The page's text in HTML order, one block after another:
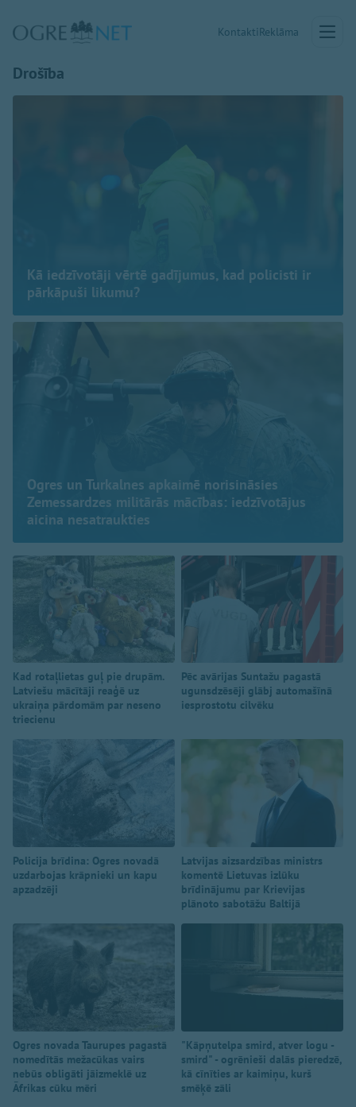
KontaktiReklāma
Drošība
Kā iedzīvotāji vērtē gadījumus, kad policisti ir
pārkāpuši likumu?
Ogres un Turkalnes apkaimē norisināsies
Zemessardzes militārās mācības: iedzīvotājus
aicina nesatraukties
Kad rotaļlietas guļ pie drupām.
Latviešu mācītāji reaģē uz
ukraiņa pārdomām par neseno
triecienu
Pēc avārijas Suntažu pagastā
ugunsdzēsēji glābj automašīnā
iesprostotu cilvēku
Policija brīdina: Ogres novadā
uzdarbojas krāpnieki un kapu
apzadzēji
Latvijas aizsardzības ministrs
komentē Lietuvas izlūku
brīdinājumu par Krievijas
plānoto sabotāžu Baltijā
Ogres novada Taurupes pagastā
nomedītās mežacūkas vairs
nebūs obligāti jāizmeklē uz
Āfrikas cūku mēri
"Kāpņutelpa smird, atver logu -
smird" - ogrēnieši dalās pieredzē,
kā cīnīties ar kaimiņu, kurš
smēķē zāli